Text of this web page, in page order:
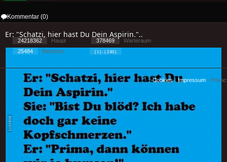
Kommentar (0)
Er: "Schatzi, hier hast Du Dein Aspirin."..
24218362 Haupt 378469
Warteraum
25484
Benutzer [ 1 ] - ( 2.83 )
Cookies-Impressum -